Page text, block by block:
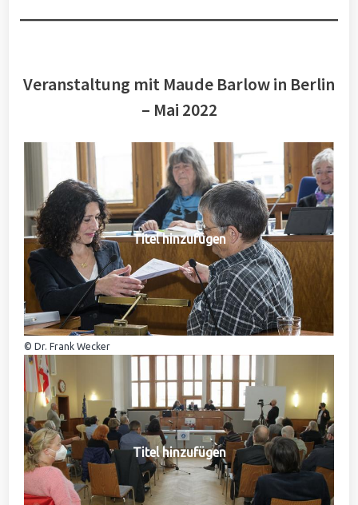
Veranstaltung mit Maude Barlow in Berlin
– Mai 2022
Titel hinzufügen
© Dr. Frank Wecker
Titel hinzufügen